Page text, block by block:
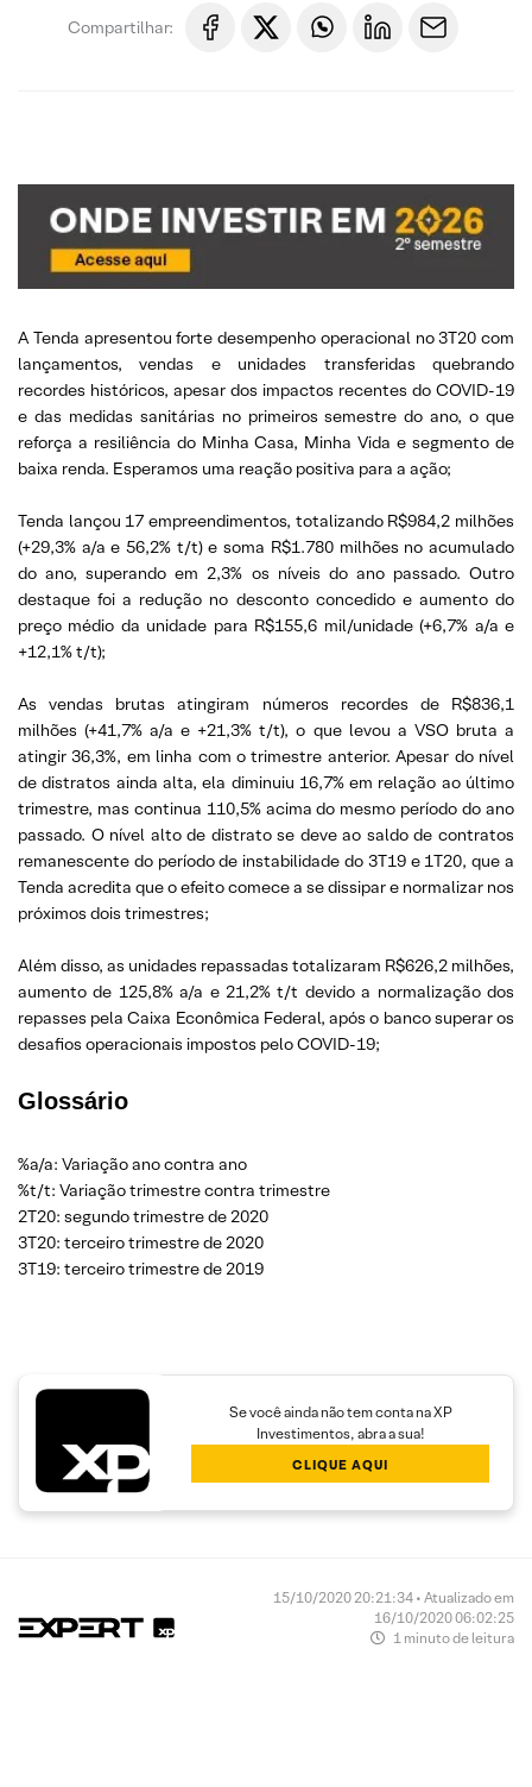
Compartilhar:
A Tenda apresentou forte desempenho operacional no 3T20 com
lançamentos, vendas e unidades transferidas quebrando
recordes históricos, apesar dos impactos recentes do COVID-19
e das medidas sanitárias no primeiros semestre do ano, o que
reforça a resiliência do Minha Casa, Minha Vida e segmento de
baixa renda. Esperamos uma reação positiva para a ação;
Tenda lançou 17 empreendimentos, totalizando R$984,2 milhões
(+29,3% a/a e 56,2% t/t) e soma R$1.780 milhões no acumulado
do ano, superando em 2,3% os níveis do ano passado. Outro
destaque foi a redução no desconto concedido e aumento do
preço médio da unidade para R$155,6 mil/unidade (+6,7% a/a e
+12,1% t/t);
As vendas brutas atingiram números recordes de R$836,1
milhões (+41,7% a/a e +21,3% t/t), o que levou a VSO bruta a
atingir 36,3%, em linha com o trimestre anterior. Apesar do nível
de distratos ainda alta, ela diminuiu 16,7% em relação ao último
trimestre, mas continua 110,5% acima do mesmo período do ano
passado. O nível alto de distrato se deve ao saldo de contratos
remanescente do período de instabilidade do 3T19 e 1T20, que a
Tenda acredita que o efeito comece a se dissipar e normalizar nos
próximos dois trimestres;
Além disso, as unidades repassadas totalizaram R$626,2 milhões,
aumento de 125,8% a/a e 21,2% t/t devido a normalização dos
repasses pela Caixa Econômica Federal, após o banco superar os
desafios operacionais impostos pelo COVID-19;
Glossário
%a/a: Variação ano contra ano
%t/t: Variação trimestre contra trimestre
2T20: segundo trimestre de 2020
3T20: terceiro trimestre de 2020
3T19: terceiro trimestre de 2019
Se você ainda não tem conta na XP
Investimentos, abra a sua!
CLIQUE AQUI
15/10/2020 20:21:34 • Atualizado em
16/10/2020 06:02:25
1 minuto de leitura